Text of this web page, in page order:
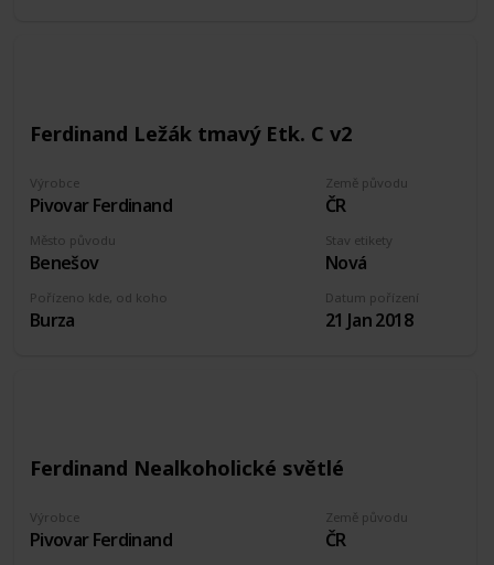
Ferdinand Ležák tmavý Etk. C v2
Výrobce
Pivovar Ferdinand
Země původu
ČR
Pořízeno kde, od koho
Burza
Stav etikety
Nová
Datum pořízení
21 Jan 2018
Město původu
Benešov
Ferdinand Nealkoholické světlé
Výrobce
Pivovar Ferdinand
Země původu
ČR